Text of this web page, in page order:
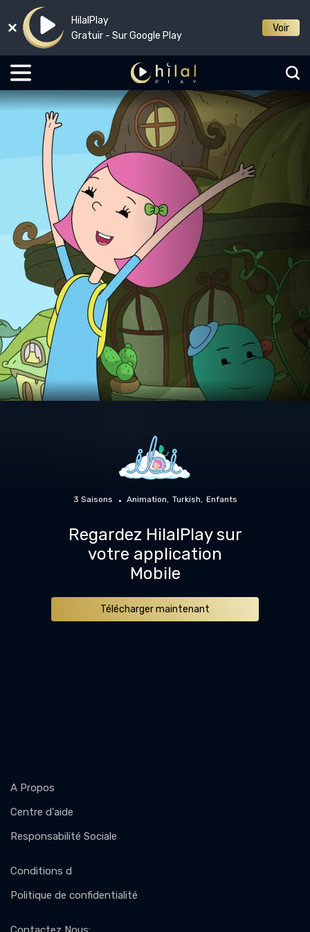
HilalPlay
Gratuir - Sur Google Play
Voir
3 Saisons Animation Turkish Enfants
Regardez HilalPlay sur
votre application
Mobile
Télécharger maintenant
A Propos
Centre d'aide
Responsabilité Sociale
Conditions d
Politique de confidentialité